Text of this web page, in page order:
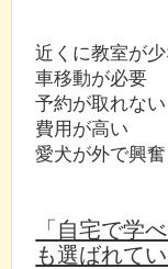
近くに教室が
車移動が必要
予約が取れない
費用が高い
愛犬が外で興
「自宅で学
も選ばれてい